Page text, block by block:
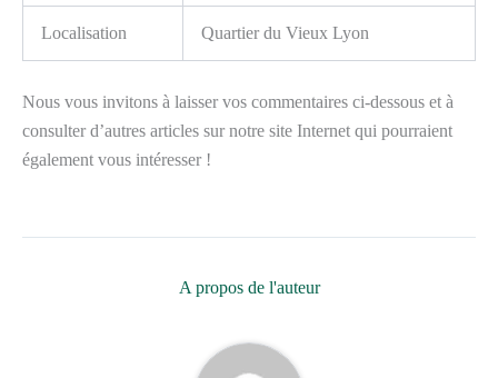
Localisation Quartier du Vieux Lyon
Nous vous invitons à laisser vos commentaires ci-dessous et à
consulter d’autres articles sur notre site Internet qui pourraient
également vous intéresser !
A propos de l'auteur